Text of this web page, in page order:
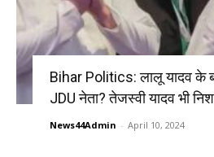
Bihar Politics: लालू यादव के
JDU नेता? तेजस्वी यादव भी
News44Admin - April 10, 2024